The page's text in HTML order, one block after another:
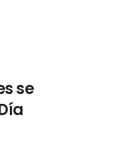
se